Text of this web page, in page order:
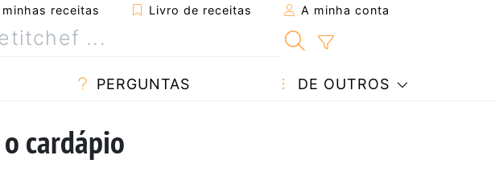
receitas Livro de receitas A minha conta
PERGUNTAS DE OUTROS
cardápio